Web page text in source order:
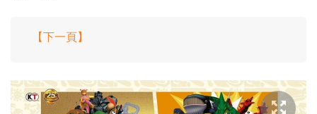
【下一頁】